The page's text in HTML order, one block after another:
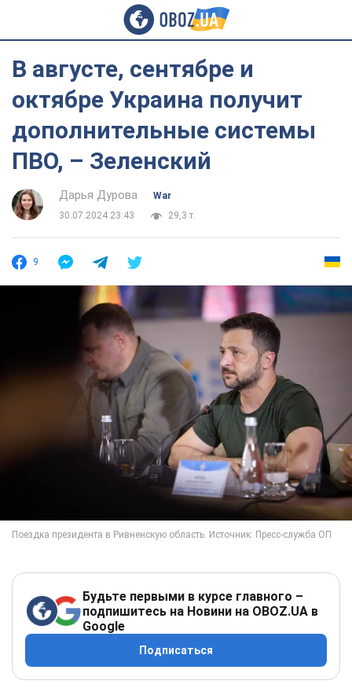
В августе, сентябре и
октябре Украина получит
дополнительные системы
ПВО, – Зеленский
Дарья Дурова
War
30.07.2024 23:43
29,3 т.
9
Будьте первыми в курсе главного –
подпишитесь на Новини на OBOZ.UA в
Google
Подписаться